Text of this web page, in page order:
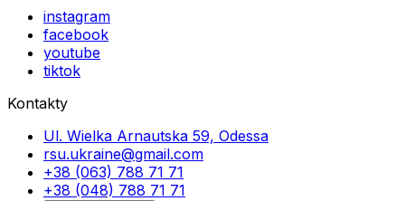
instagram
facebook
youtube
tiktok
Kontakty
Ul. Wielka Arnautska 59, Odessa
rsu.ukraine@gmail.com
+38 (063) 788 71 71
+38 (048) 788 71 71